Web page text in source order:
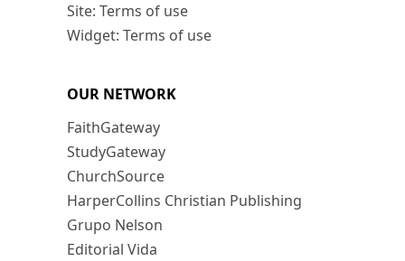
Site: Terms of use
Widget: Terms of use
OUR NETWORK
FaithGateway
StudyGateway
ChurchSource
HarperCollins Christian Publishing
Grupo Nelson
Editorial Vida